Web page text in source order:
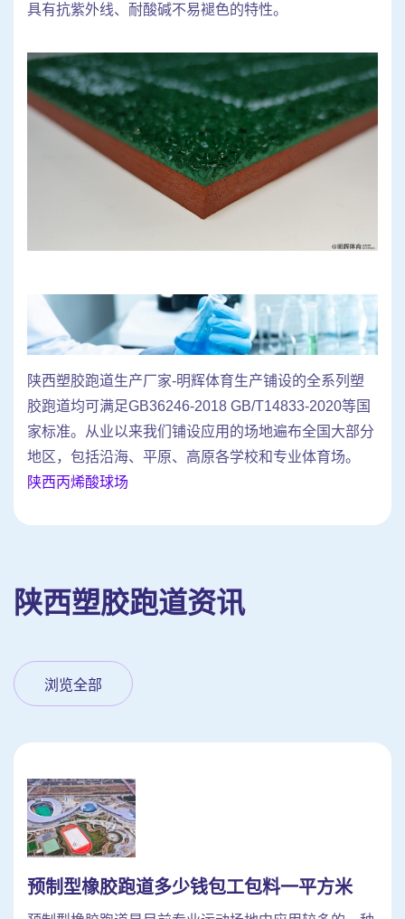
具有抗紫外线、耐酸碱不易褪色的特性。
陕西塑胶跑道生产厂家-明辉体育生产铺设的全系列塑
胶跑道均可满足GB36246-2018 GB/T14833-2020等国
家标准。从业以来我们铺设应用的场地遍布全国大部分
地区，包括沿海、平原、高原各学校和专业体育场。
陕西丙烯酸球场
陕西塑胶跑道资讯
浏览全部
预制型橡胶跑道多少钱包工包料一平方米